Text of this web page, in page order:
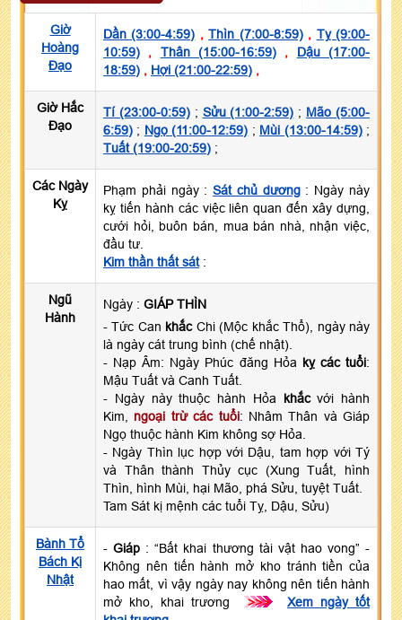
Giờ
Hoàng
Đạo
Dần (3:00-4:59) ,Thìn (7:00-8:59), Tỵ (9:00-
10:59) , Thân (15:00-16:59) , Dậu (17:00-
18:59) , Hợi (21:00-22:59) ,
Giờ Hắc
Đạo
Tí (23:00-0:59); Sửu (1:00-2:59) ; Mão (5:00-
6:59) ; Ngọ (11:00-12:59) ; Mùi (13:00-14:59);
Tuất (19:00-20:59) ;
Các Ngày
Kỵ
Phạm phải ngày : Sát chủ dương: Ngày này
kỵ tiến hành các việc liên quan đến xây dựng,
cưới hỏi, buôn bán, mua bán nhà, nhận việc,
đầu tư.
Kim thần thất sát:
Ngũ
Hành
Ngày : GIÁP THÌN
- Tức Can khắcChi (Mộc khắc Thổ), ngày này
là ngày cát trung bình (chế nhật).
- Nạp Âm: Ngày Phúc đăng Hỏa kỵ các tuổi:
Mậu Tuất và Canh Tuất.
- Ngày này thuộc hành Hỏa khắcvới hành
Kim, ngoại trừ các tuổi: Nhâm Thân và Giáp
Ngọ thuộc hành Kim không sợ Hỏa.
- Ngày Thìn lục hợp với Dậu, tam hợp với Tý
và Thân thành Thủy cục (Xung Tuất, hình
Thìn, hình Mùi, hại Mão, phá Sửu, tuyệt Tuất.
Tam Sát kị mệnh các tuổi Tỵ, Dậu, Sửu)
Bành Tổ
Bách Kị
Nhật
-Giáp : “Bất khai thương tài vật hao vong” -
Không nên tiến hành mở kho tránh tiền của
hao mất, vì vậy ngày nay không nên tiến hành
mở kho, khai trương
>>>
Xem ngày tốt